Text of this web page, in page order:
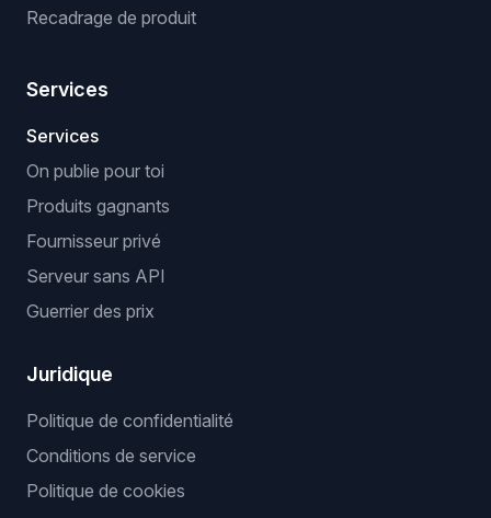
Recadrage de produit
Services
Services
On publie pour toi
Produits gagnants
Fournisseur privé
Serveur sans API
Guerrier des prix
Juridique
Politique de confidentialité
Conditions de service
Politique de cookies